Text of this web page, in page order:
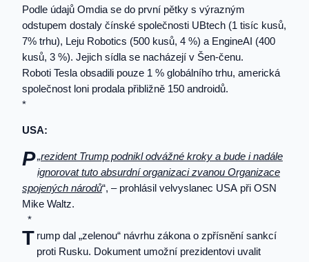
Podle údajů Omdia se do první pětky s výrazným
odstupem dostaly čínské společnosti UBtech (1 tisíc kusů,
7% trhu), Leju Robotics (500 kusů, 4 %) a EngineAI (400
kusů, 3 %). Jejich sídla se nacházejí v Šen-čenu.
Roboti Tesla obsadili pouze 1 % globálního trhu, americká
společnost loni prodala přibližně 150 androidů.
*
USA:
„
P rezident Trump podnikl odvážné kroky a bude i nadále
ignorovat tuto absurdní organizaci zvanou Organizace
spojených národů“, – prohlásil velvyslanec USA při OSN
Mike Waltz.
*
T rump dal „zelenou“ návrhu zákona o zpřísnění sankcí
proti Rusku. Dokument umožní prezidentovi uvalit